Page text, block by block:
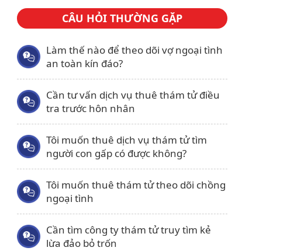
CÂU HỎI THƯỜNG GẶP
Làm thế nào để theo dõi vợ ngoại tình
an toàn kín đáo?
Cần tư vấn dịch vụ thuê thám tử điều
tra trước hôn nhân
Tôi muốn thuê dịch vụ thám tử tìm
người con gấp có được không?
Tôi muốn thuê thám tử theo dõi chồng
ngoại tình
Cần tìm công ty thám tử truy tìm kẻ
lừa đảo bỏ trốn